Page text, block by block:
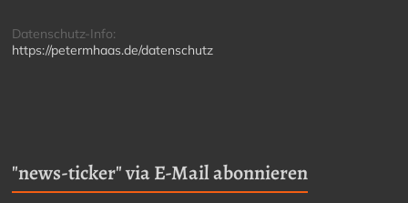
Datenschutz-Info:
https://petermhaas.de/datenschutz
"news-ticker" via E-Mail abonnieren